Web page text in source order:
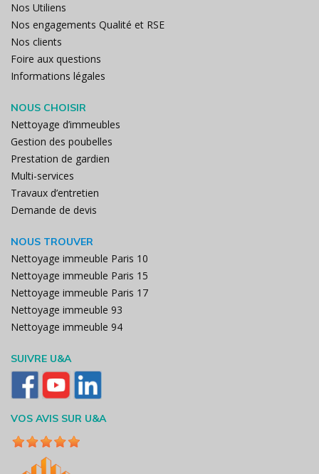
Nos Utiliens
Nos engagements Qualité et RSE
Nos clients
Foire aux questions
Informations légales
NOUS CHOISIR
Nettoyage d’immeubles
Gestion des poubelles
Prestation de gardien
Multi-services
Travaux d’entretien
Demande de devis
NOUS TROUVER
Nettoyage immeuble Paris 10
Nettoyage immeuble Paris 15
Nettoyage immeuble Paris 17
Nettoyage immeuble 93
Nettoyage immeuble 94
SUIVRE U&A
VOS AVIS SUR U&A